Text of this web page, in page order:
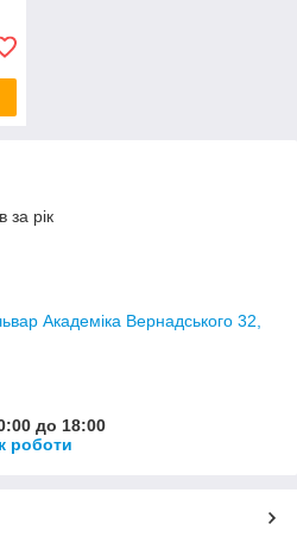
за рік
Академіка Вернадського 32,
до 18:00
роботи